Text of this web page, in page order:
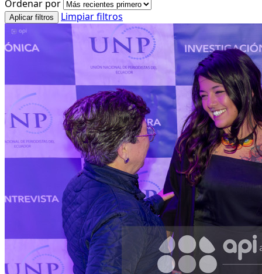
Ordenar por
Aplicar filtros Limpiar filtros